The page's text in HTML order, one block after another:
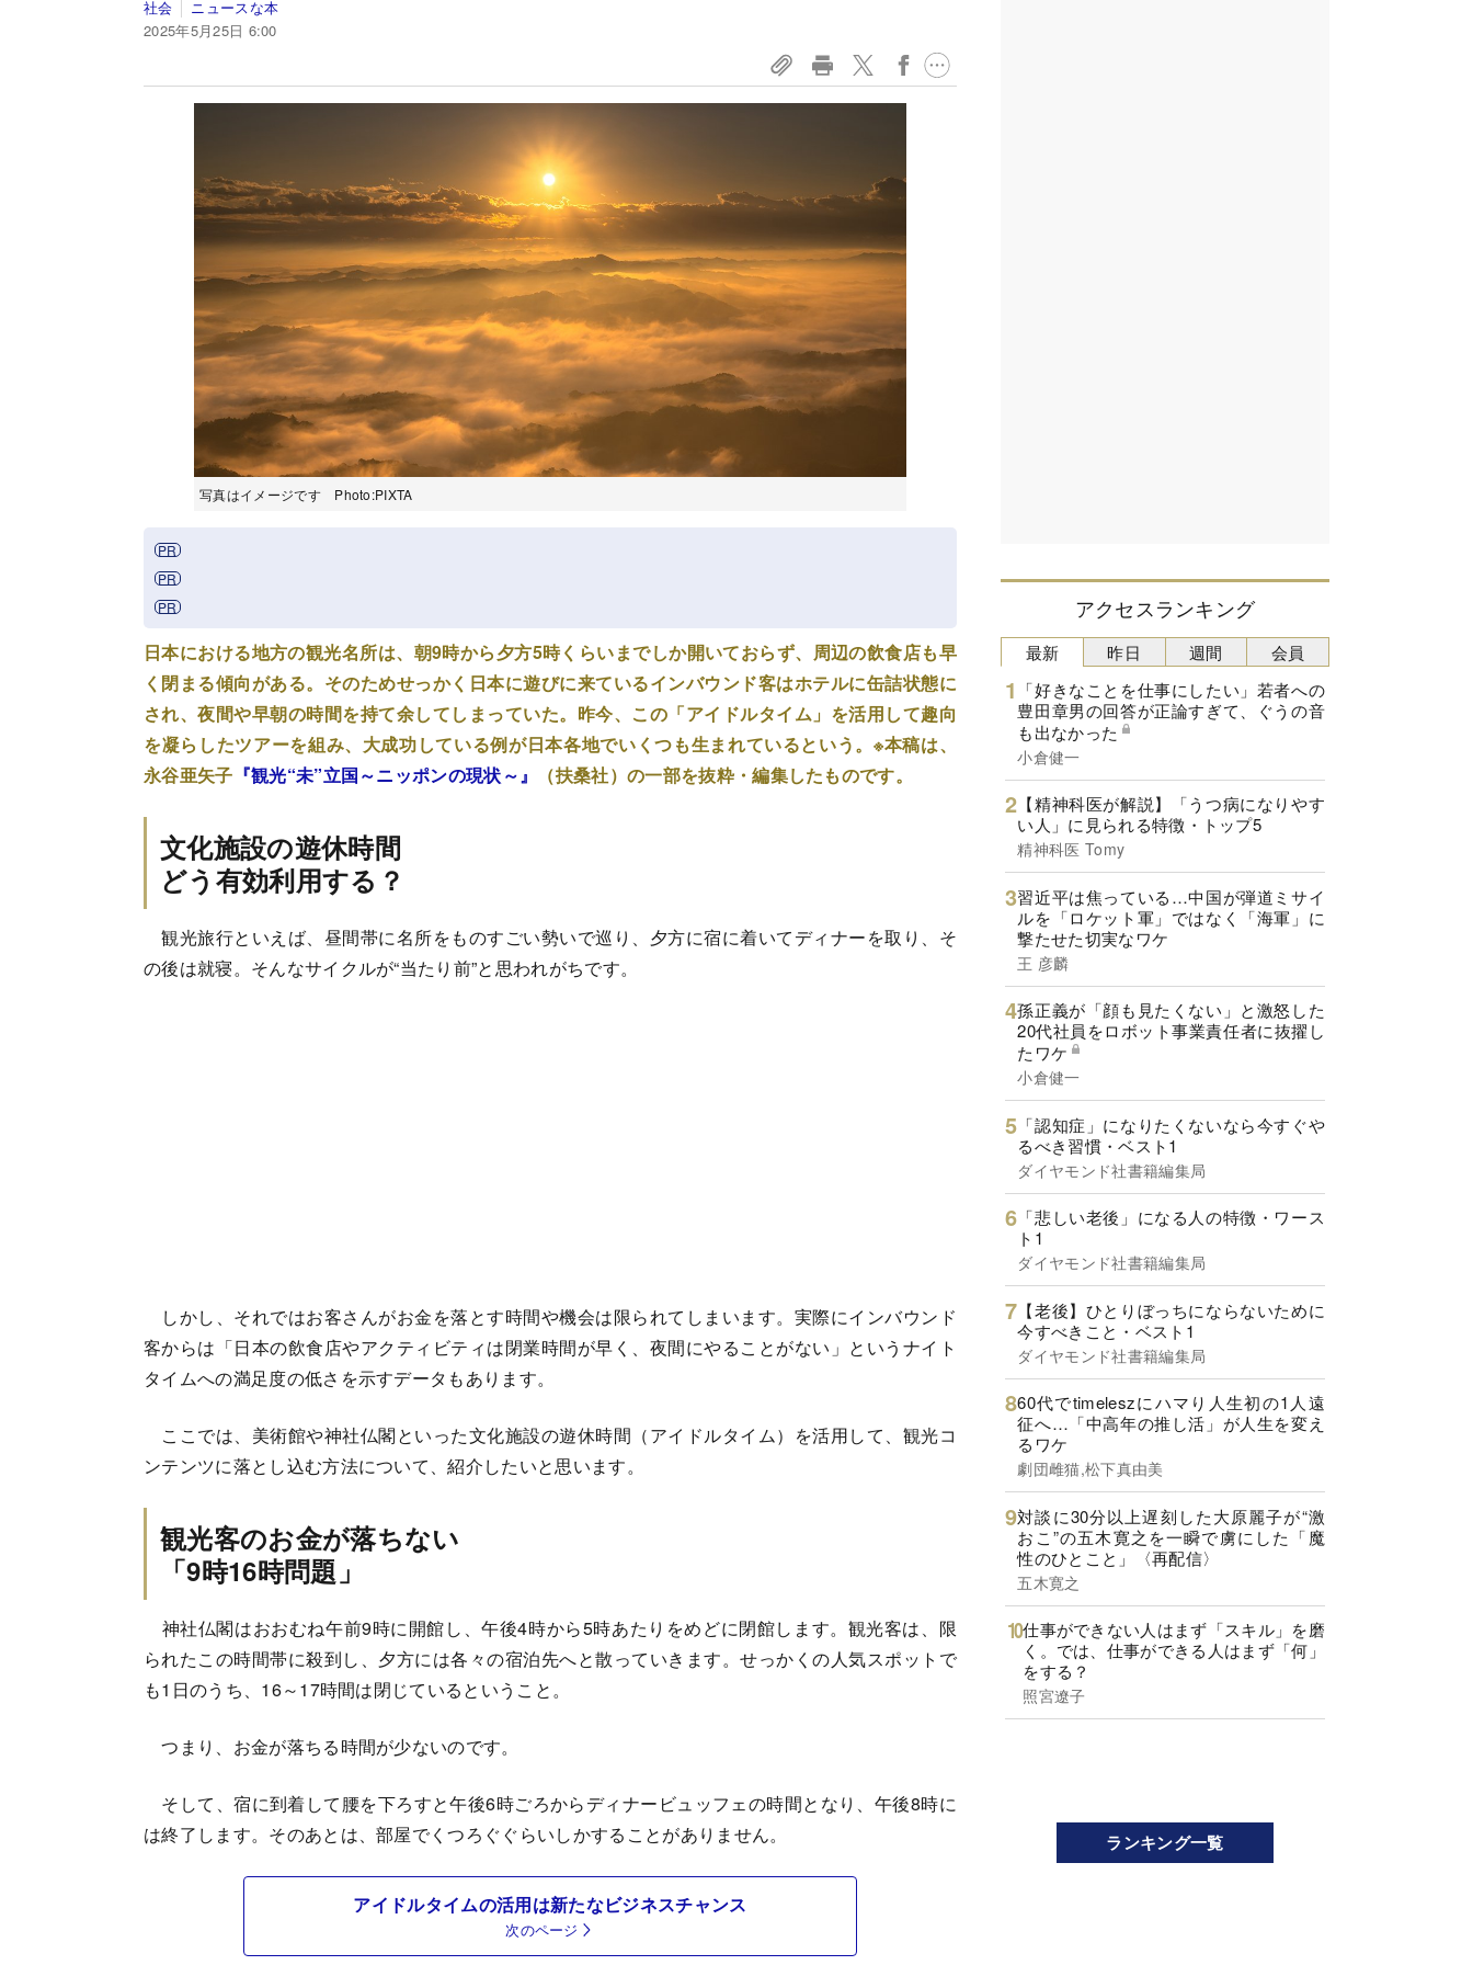
社会
ニュースな本
2025年5月25日 6:00
写真はイメージです Photo:PIXTA
日本における地方の観光名所は、朝9時から夕方5時くらいまでしか開いておらず、周辺の飲食店も早
く閉まる傾向がある。そのためせっかく日本に遊びに来ているインバウンド客はホテルに缶詰状態に
され、夜間や早朝の時間を持て余してしまっていた。昨今、この「アイドルタイム」を活用して趣向
を凝らしたツアーを組み、大成功している例が日本各地でいくつも生まれているという。※本稿は、
永谷亜矢子 『観光“未”立国～ニッポンの現状～』 （扶桑社）の一部を抜粋・編集したものです。
文化施設の遊休時間
どう有効利用する？
観光旅行といえば、昼間帯に名所をものすごい勢いで巡り、夕方に宿に着いてディナーを取り、そ
の後は就寝。そんなサイクルが“当たり前”と思われがちです。
しかし、それではお客さんがお金を落とす時間や機会は限られてしまいます。実際にインバウンド
客からは「日本の飲食店やアクティビティは閉業時間が早く、夜間にやることがない」というナイト
タイムへの満足度の低さを示すデータもあります。
ここでは、美術館や神社仏閣といった文化施設の遊休時間（アイドルタイム）を活用して、観光コ
ンテンツに落とし込む方法について、紹介したいと思います。
観光客のお金が落ちない
「9時16時問題」
神社仏閣はおおむね午前9時に開館し、午後4時から5時あたりをめどに閉館します。観光客は、限
られたこの時間帯に殺到し、夕方には各々の宿泊先へと散っていきます。せっかくの人気スポットで
も1日のうち、16～17時間は閉じているということ。
つまり、お金が落ちる時間が少ないのです。
そして、宿に到着して腰を下ろすと午後6時ごろからディナービュッフェの時間となり、午後8時に
は終了します。そのあとは、部屋でくつろぐぐらいしかすることがありません。
アイドルタイムの活用は新たなビジネスチャンス
次のページ
アクセスランキング
最新
「好きなことを仕事にしたい」若者への
豊田章男の回答が正論すぎて、ぐうの音
も出なかった
小倉健一
【精神科医が解説】「うつ病になりやす
い人」に見られる特徴・トップ5
精神科医 Tomy
習近平は焦っている…中国が弾道ミサイ
ルを「ロケット軍」ではなく「海軍」に
撃たせた切実なワケ
王 彦麟
孫正義が「顔も見たくない」と激怒した
20代社員をロボット事業責任者に抜擢し
たワケ
小倉健一
「認知症」になりたくないなら今すぐや
るべき習慣・ベスト1
ダイヤモンド社書籍編集局
「悲しい老後」になる人の特徴・ワース
ト1
ダイヤモンド社書籍編集局
【老後】ひとりぼっちにならないために
今すべきこと・ベスト1
ダイヤモンド社書籍編集局
60代でtimeleszにハマり人生初の1人遠
征へ…「中高年の推し活」が人生を変え
るワケ
劇団雌猫,松下真由美
対談に30分以上遅刻した大原麗子が“激
おこ”の五木寛之を一瞬で虜にした「魔
性のひとこと」〈再配信〉
五木寛之
仕事ができない人はまず「スキル」を磨
く。では、仕事ができる人はまず「何」
をする？
照宮遼子
昨日 週間 会員
ランキング一覧